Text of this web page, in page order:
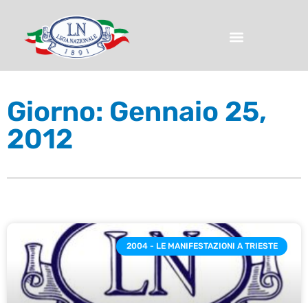
Giorno: Gennaio 25,
2012
2004 - LE MANIFESTAZIONI A TRIESTE